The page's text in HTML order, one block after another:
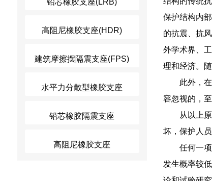
铅芯橡胶支座(LRB)
高阻尼橡胶支座(HDR)
建筑摩擦摆隔震支座(FPS)
水平力分散型橡胶支座
铅芯橡胶隔震支座
高阻尼橡胶支座
保护结构内
的抗震、抗
外学术界、
理和经济。
此外，
容忽视的，
从以上
坏，保护人
任何一
发生概率较